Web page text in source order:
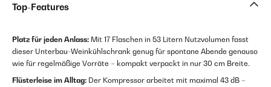
Top-Features
Platz für jeden Anlass: Mit 17 Flaschen in 53 Litern Nutzvolumen fasst
dieser Unterbau-Weinkühlschrank genug für spontane Abende genauso
wie für regelmäßige Vorräte – kompakt verpackt in nur 30 cm Breite.
Flüsterleise im Alltag: Der Kompressor arbeitet mit maximal 43 dB –